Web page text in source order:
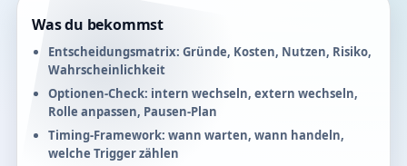
Was du bekommst
Entscheidungsmatrix: Gründe, Kosten, Nutzen, Risiko,
Wahrscheinlichkeit
Optionen-Check: intern wechseln, extern wechseln,
Rolle anpassen, Pausen-Plan
Timing-Framework: wann warten, wann handeln,
welche Trigger zählen